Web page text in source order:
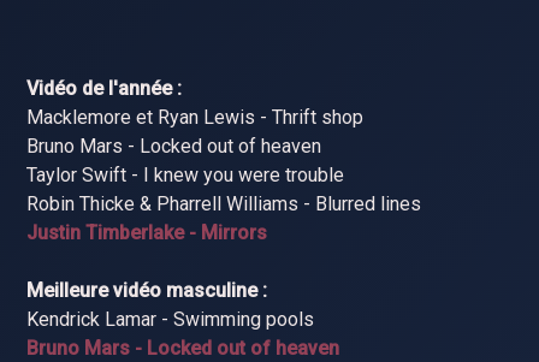
Vidéo de l'année :
Macklemore et Ryan Lewis - Thrift shop
Bruno Mars - Locked out of heaven
Taylor Swift - I knew you were trouble
Robin Thicke & Pharrell Williams - Blurred lines
Justin Timberlake - Mirrors
Meilleure vidéo masculine :
Kendrick Lamar - Swimming pools
Bruno Mars - Locked out of heaven